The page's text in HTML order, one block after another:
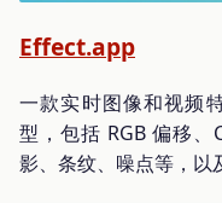
Effect.app
一款实时图像和视频
型，包括 RGB 偏移、
影、条纹、噪点等，以